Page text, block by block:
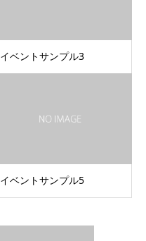
イベントサンプル3
イベントサンプル5